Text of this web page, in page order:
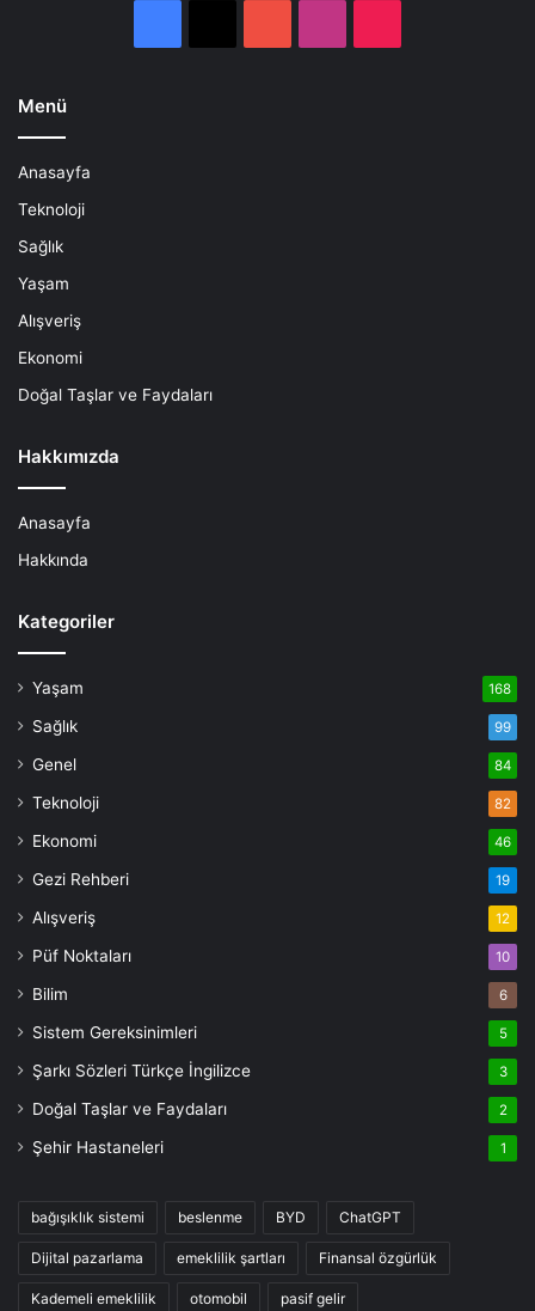
Menü
Anasayfa
Teknoloji
Sağlık
Yaşam
Alışveriş
Ekonomi
Doğal Taşlar ve Faydaları
Hakkımızda
Anasayfa
Hakkında
Kategoriler
Yaşam 168
Sağlık 99
Genel 84
Teknoloji 82
Ekonomi 46
Gezi Rehberi 19
Alışveriş 12
Püf Noktaları 10
Bilim 6
Sistem Gereksinimleri 5
Şarkı Sözleri Türkçe İngilizce 3
Doğal Taşlar ve Faydaları 2
Şehir Hastaneleri 1
bağışıklık sistemi beslenme BYD ChatGPT
Dijital pazarlama emeklilik şartları Finansal özgürlük
Kademeli emeklilik otomobil pasif gelir